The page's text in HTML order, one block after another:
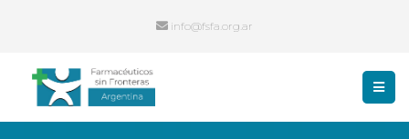
info@fsfa.org.ar